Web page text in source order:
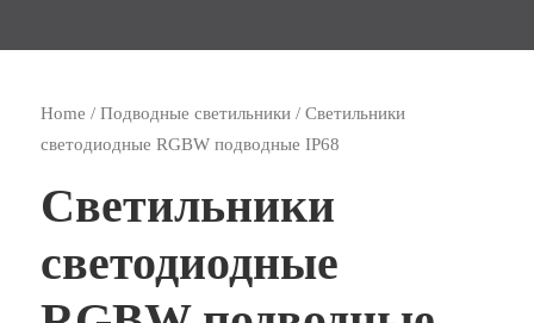
Home /Подводные светильники / Светильники
светодиодные RGBW подводные IP68
Светильники
светодиодные